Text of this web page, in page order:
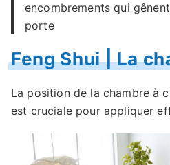
encombrements qui
porte
Feng Shui | La
La position de la chambre à
est cruciale pour appliquer